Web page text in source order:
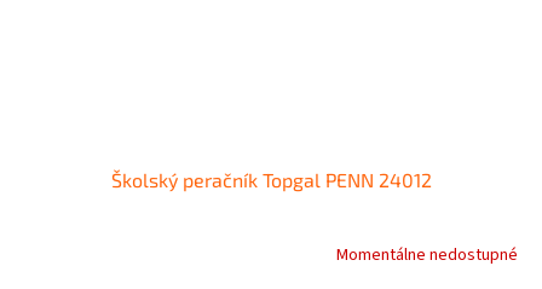
Školský peračník Topgal PENN 24012
Momentálne nedostupné